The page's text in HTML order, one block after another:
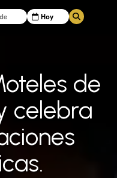
de
celebra